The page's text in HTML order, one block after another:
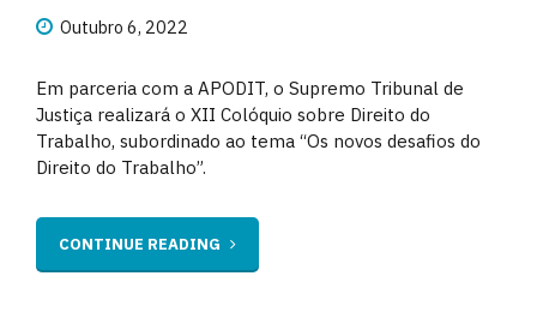
Outubro 6, 2022
Em parceria com a APODIT, o Supremo Tribunal de
Justiça realizará o XII Colóquio sobre Direito do
Trabalho, subordinado ao tema “Os novos desafios do
Direito do Trabalho”.
CONTINUE READING